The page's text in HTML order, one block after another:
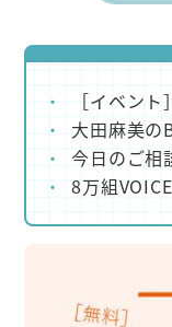
［イベン
大田麻美
今日のご相
8万組VOICE